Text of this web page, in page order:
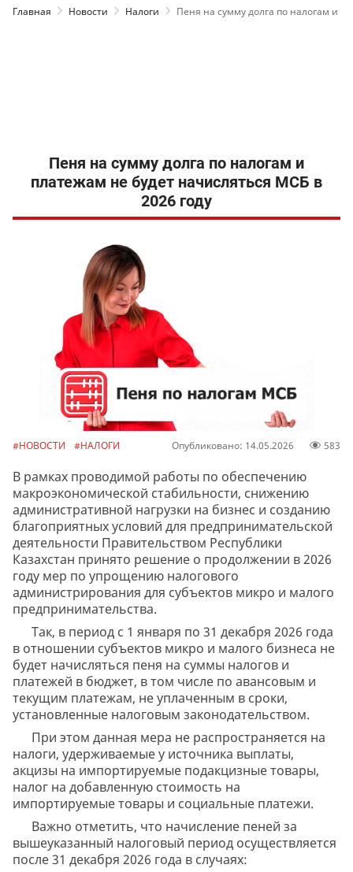
Главная Новости Налоги Пеня на сумму долга по налогам и
Пеня на сумму долга по налогам и
платежам не будет начисляться МСБ в
2026 году
#НОВОСТИ #НАЛОГИ Опубликовано: 14.05.2026 583
В рамках проводимой работы по обеспечению
макроэкономической стабильности, снижению
административной нагрузки на бизнес и созданию
благоприятных условий для предпринимательской
деятельности Правительством Республики
Казахстан принято решение о продолжении в 2026
году мер по упрощению налогового
администрирования для субъектов микро и малого
предпринимательства.
Так, в период с 1 января по 31 декабря 2026 года
в отношении субъектов микро и малого бизнеса не
будет начисляться пеня на суммы налогов и
платежей в бюджет, в том числе по авансовым и
текущим платежам, не уплаченным в сроки,
установленные налоговым законодательством.
При этом данная мера не распространяется на
налоги, удерживаемые у источника выплаты,
акцизы на импортируемые подакцизные товары,
налог на добавленную стоимость на
импортируемые товары и социальные платежи.
Важно отметить, что начисление пеней за
вышеуказанный налоговый период осуществляется
после 31 декабря 2026 года в случаях: